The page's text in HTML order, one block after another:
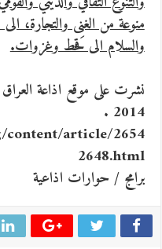
منوعة من الغنِى والتجارة، الى
والسلام الى قحط وغزوات.
2014 .
article/2654
2648.html
برامج / حوارات اذاعية